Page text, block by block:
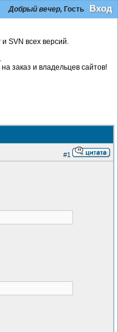
Добрый вечер, Гость Вход
SVN всех версий.
заказ и владельцев сайтов!
#1